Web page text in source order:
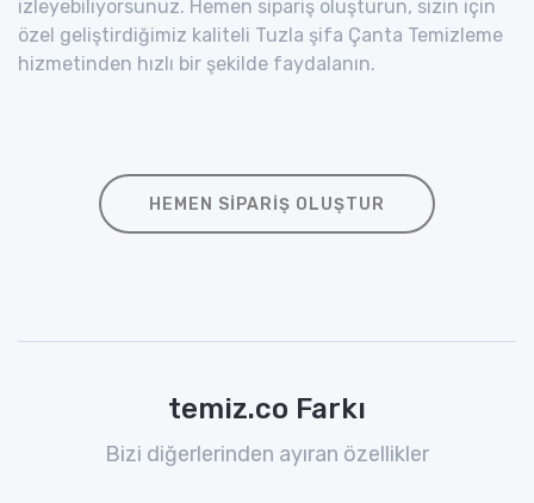
izleyebiliyorsunuz. Hemen sipariş oluşturun, sizin için
özel geliştirdiğimiz kaliteli Tuzla şifa Çanta Temizleme
hizmetinden hızlı bir şekilde faydalanın.
HEMEN SIPARIŞ OLUŞTUR
temiz.co Farkı
Bizi diğerlerinden ayıran özellikler